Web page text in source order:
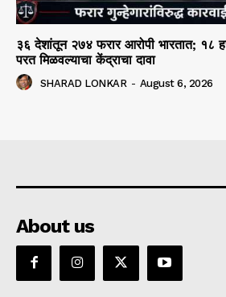
३६ देशांतून २७४ फरार आरोपी भारतात; १८
परत मिळवल्याचा केंद्राचा दावा
SHARAD LONKAR - August 6, 2026
About us